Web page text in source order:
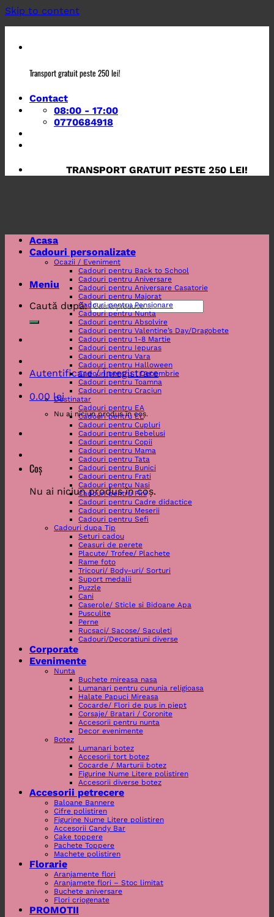
Skip to content
Transport gratuit peste 250 lei!
Contact
08:00 - 17:00
0770684918
TRANSPORT GRATUIT PESTE 250 LEI!
Meniu
Caută după:
Autentificare / Înregistrare
0.00 lei
Nu ai niciun produs în coș.
Coș
Nu ai niciun produs în coș.
Acasa
Cadouri personalizate
Ocazii / Eveniment
Cadouri pentru Back to School
Cadouri pentru Aniversare
Cadouri pentru Aniversare Casatorie
Cadouri pentru Majorat
Cadouri pentru Pensionare
Cadouri pentru Nunta
Cadouri pentru Absolvire
Cadouri pentru Valentine’s Day/Dragobete
Cadouri pentru 1-8 Martie
Cadouri pentru Iepuras
Cadouri pentru Vara
Cadouri pentru Halloween
Cadouri pentru 1 Decembrie
Cadouri pentru Toamna
Cadouri pentru Craciun
Destinatar
Cadouri pentru EA
Cadouri pentru EL
Cadouri pentru Cupluri
Cadouri pentru Bebelusi
Cadouri pentru Copii
Cadouri pentru Mama
Cadouri pentru Tata
Cadouri pentru Bunici
Cadouri pentru Frati
Cadouri pentru Nasi
Cadouri pentru Fini
Cadouri pentru Cadre didactice
Cadouri pentru Meserii
Cadouri pentru Sefi
Cadouri dupa Tip
Seturi cadou
Ceasuri de perete
Placute/ Trofee/ Plachete
Rame foto
Tricouri/ Body-uri/ Sorturi
Suport medalii
Puzzle
Cani
Caserole/ Sticle si Bidoane Apa
Pusculite
Perne
Rucsaci/ Sacose/ Saculeti
Cadouri/Decoratiuni diverse
Corporate
Evenimente
Nunta
Buchete mireasa nasa
Lumanari pentru cununia religioasa
Halate Papuci Mireasa
Cocarde/ Flori de pus in piept
Corsaje/ Bratari / Coronite
Accesorii pentru nunta
Decor evenimente
Botez
Lumanari botez
Accesorii tort botez
Cocarde / Marturii botez
Figurine Nume Litere polistiren
Accesorii diverse botez
Accesorii petrecere
Baloane Bannere
Cifre polistiren
Figurine Nume Litere polistiren
Accesorii Candy Bar
Cake toppere
Pachete Toppere
Machete polistiren
Florarie
Aranjamente flori
Aranjamete flori – Stoc limitat
Buchete aniversare
Flori criogenate
PROMOTII